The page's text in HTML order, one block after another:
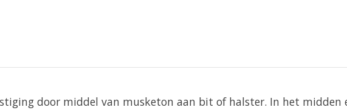
door middel van musketon aan bit of halster. In het